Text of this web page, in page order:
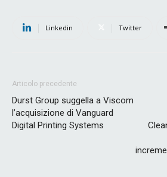
Linkedin Twitter
Articolo precedente
Durst Group suggella a Viscom
l’acquisizione di Vanguard
Digital Printing Systems